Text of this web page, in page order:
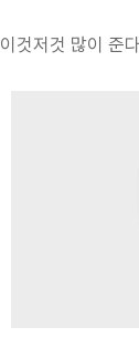
이것저것 많이 준